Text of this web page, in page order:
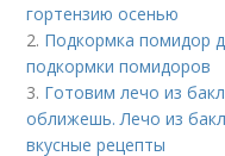
гортензию осенью
2. Подкормка помидор
подкормки помидоров
3. Готовим лечо из
оближешь. Лечо из
вкусные рецепты